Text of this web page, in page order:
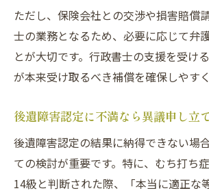
ただし、保険会社との交渉や損害賠償
士の業務となるため、必要に応じて弁
とが大切です。行政書士の支援を受け
が本来受け取るべき補償を確保しやすく
後遺障害認定に不満なら異議申し立
後遺障害認定の結果に納得できない場
ての検討が重要です。特に、むち打ち
14級と判断された際、「本当に適正な